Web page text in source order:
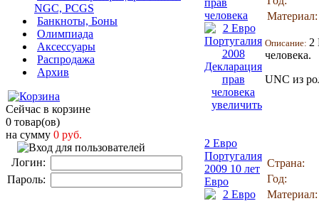
NGC, PCGS
Банкноты, Боны
Олимпиада
Аксессуары
Распродажа
Архив
Сейчас в корзине
0 товар(ов)
на сумму 0 руб.
Логин:
Пароль:
прав
человека
увеличить
Материал:
Описание: 2
человека.
UNC из
2 Евро
Португалия
2009 10 лет
Евро
Страна:
Год:
Материал: